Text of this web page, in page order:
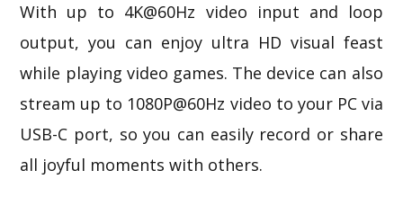
With up to 4K@60Hz video input and loop
output, you can enjoy ultra HD visual feast
while playing video games. The device can also
stream up to 1080P@60Hz video to your PC via
USB-C port, so you can easily record or share
all joyful moments with others.